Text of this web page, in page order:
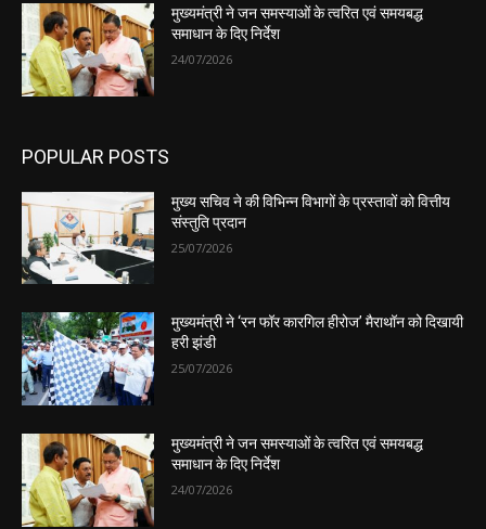
मुख्यमंत्री ने जन समस्याओं के त्वरित एवं समयबद्ध
समाधान के दिए निर्देश
24/07/2026
POPULAR POSTS
मुख्य सचिव ने की विभिन्न विभागों के प्रस्तावों को वित्तीय
संस्तुति प्रदान
25/07/2026
मुख्यमंत्री ने ‘रन फॉर कारगिल हीरोज’ मैराथॉन को दिखायी
हरी झंडी
25/07/2026
मुख्यमंत्री ने जन समस्याओं के त्वरित एवं समयबद्ध
समाधान के दिए निर्देश
24/07/2026